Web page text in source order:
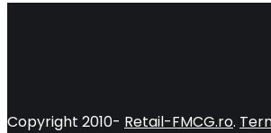
Copyright 2010- Retail-FMCG.ro.